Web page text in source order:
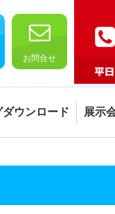
お問合せ
ダウンロード 展示